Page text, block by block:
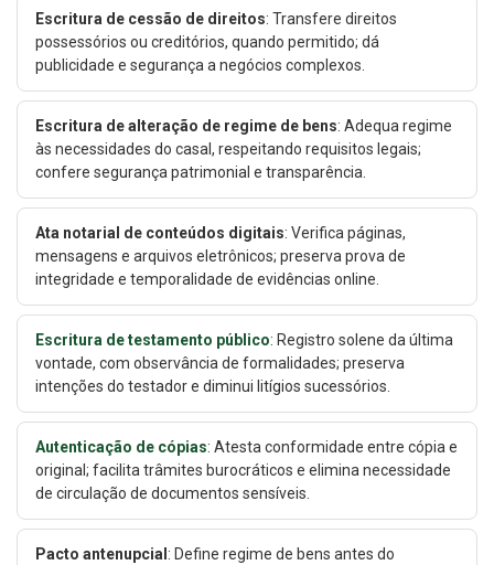
Escritura de cessão de direitos: Transfere direitos
possessórios ou creditórios, quando permitido; dá
publicidade e segurança a negócios complexos.
Escritura de alteração de regime de bens: Adequa regime
às necessidades do casal, respeitando requisitos legais;
confere segurança patrimonial e transparência.
Ata notarial de conteúdos digitais: Verifica páginas,
mensagens e arquivos eletrônicos; preserva prova de
integridade e temporalidade de evidências online.
Escritura de testamento público: Registro solene da última
vontade, com observância de formalidades; preserva
intenções do testador e diminui litígios sucessórios.
Autenticação de cópias: Atesta conformidade entre cópia e
original; facilita trâmites burocráticos e elimina necessidade
de circulação de documentos sensíveis.
Pacto antenupcial : Define regime de bens antes do